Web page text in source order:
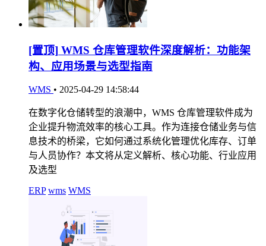
[置顶] WMS 仓库管理软件深度解析：功能架
构、应用场景与选型指南
WMS • 2025-04-29 14:58:44
在数字化仓储转型的浪潮中，WMS 仓库管理软件成为
企业提升物流效率的核心工具。作为连接仓储业务与信
息技术的桥梁，它如何通过系统化管理优化库存、订单
与人员协作？本文将从定义解析、核心功能、行业应用
及选型
ERP wms WMS